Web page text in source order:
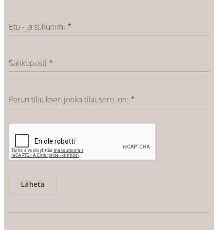
Etu - ja sukunimi
Sähköposti
Perun tilauksen jonka tilausnro. on:
Lähetä